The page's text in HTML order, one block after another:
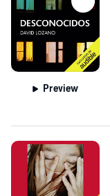
Preview